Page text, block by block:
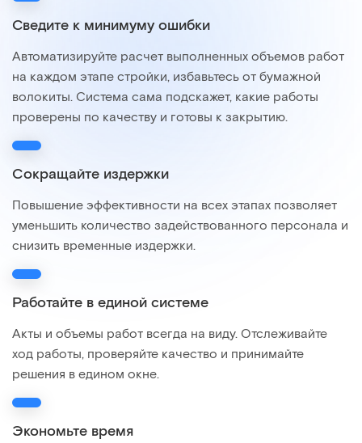
Сведите к минимуму ошибки
Автоматизируйте расчет выполненных объемов работ
на каждом этапе стройки, избавьтесь от бумажной
волокиты. Система сама подскажет, какие работы
проверены по качеству и готовы к закрытию.
Сокращайте издержки
Повышение эффективности на всех этапах позволяет
уменьшить количество задействованного персонала и
снизить временные издержки.
Работайте в единой системе
Акты и объемы работ всегда на виду. Отслеживайте
ход работы, проверяйте качество и принимайте
решения в едином окне.
Экономьте время